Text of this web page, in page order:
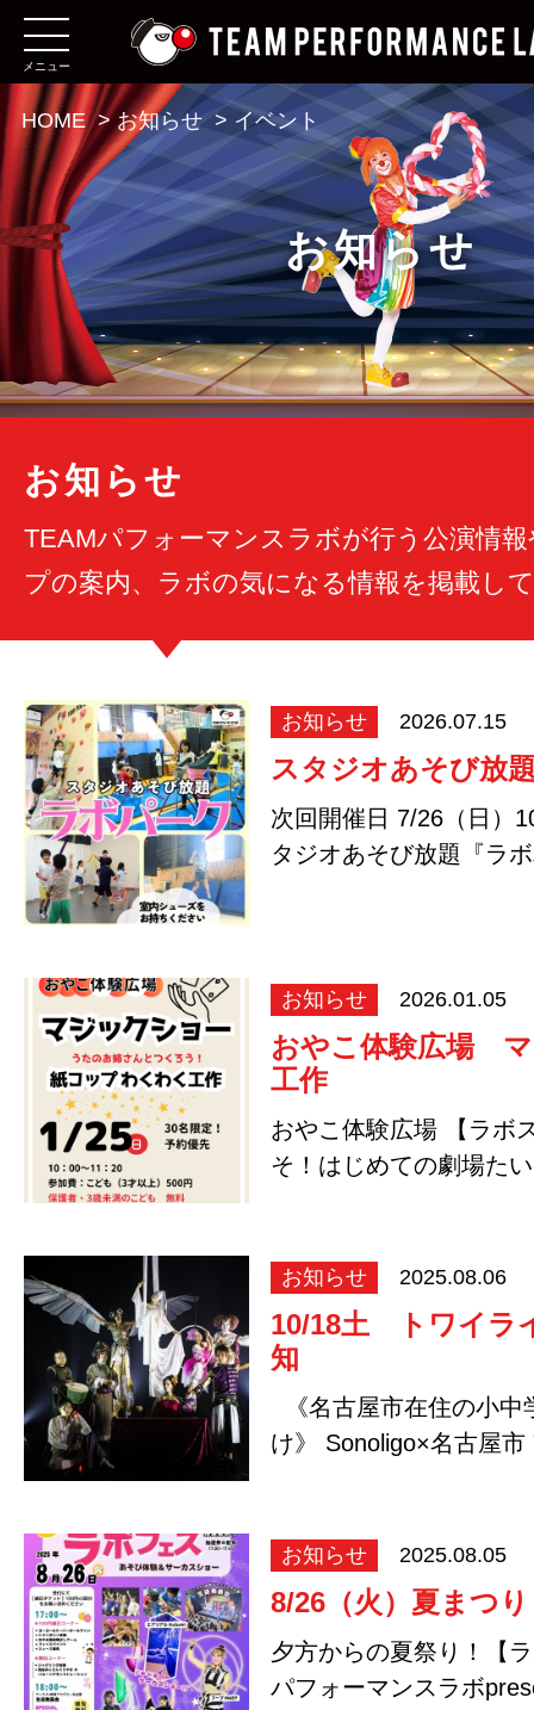
メニュー
お知らせ
HOME >お知らせ > イベント
お知らせ
TEAMパフォーマンスラボが行う公演情
プの案内、ラボの気になる情報を掲載し
お知らせ 2026.07.15
スタジオあそび放
次回開催日 7/26（日）
タジオあそび放題『ラ
お知らせ 2026.01.05
おやこ体験広場
工作
おやこ体験広場 【ラボ
そ！はじめての劇場た
お知らせ 2025.08.06
10/18土 トワイラ
知
《名古屋市在住の小中
け》 Sonoligo×名古屋
お知らせ 2025.08.05
8/26（火）夏まつ
夕方からの夏祭り！【
パフォーマンスラボ